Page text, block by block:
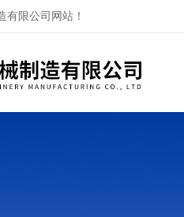
有限公司网站！